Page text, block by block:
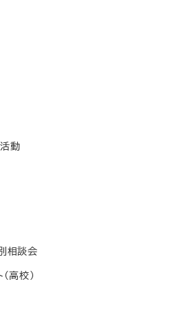
動
相談会
(高校)